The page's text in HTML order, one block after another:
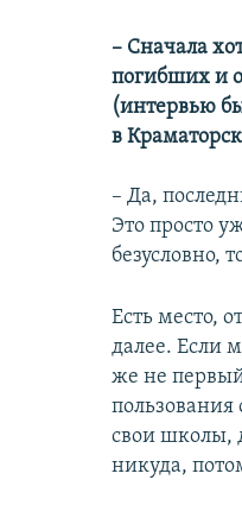
– Сначала
погибших и
(интервью
в
– Да,
Это просто
безусловно,
Есть место,
далее. Если
же не первый
свои школы,
никуда,